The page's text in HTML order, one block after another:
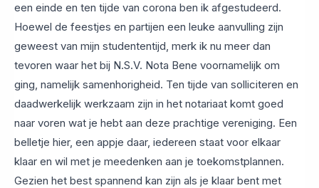
een einde en ten tijde van corona ben ik afgestudeerd.
Hoewel de feestjes en partijen een leuke aanvulling zijn
geweest van mijn studententijd, merk ik nu meer dan
tevoren waar het bij N.S.V. Nota Bene voornamelijk om
ging, namelijk samenhorigheid. Ten tijde van solliciteren en
daadwerkelijk werkzaam zijn in het notariaat komt goed
naar voren wat je hebt aan deze prachtige vereniging. Een
belletje hier, een appje daar, iedereen staat voor elkaar
klaar en wil met je meedenken aan je toekomstplannen.
Gezien het best spannend kan zijn als je klaar bent met